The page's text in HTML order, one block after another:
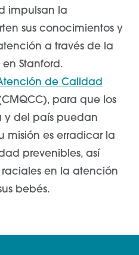
impulsan la
sus conocimientos y
a través de la
Stanford.
de Calidad
para que los
y del país puedan
misión es erradicar la
prevenibles, así
en la atención
bebés.